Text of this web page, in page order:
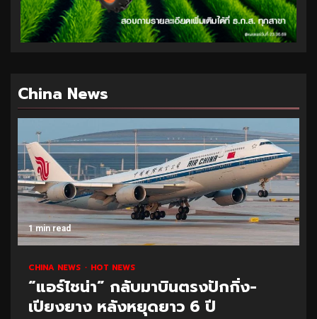
China News
1 min read
CHINA NEWS HOT NEWS
“แอร์ไชน่า” กลับมาบินตรงปักกิ่ง-
เปียงยาง หลังหยุดยาว 6 ปี